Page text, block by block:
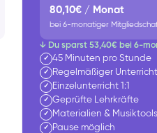
80,10€ / Monat
bei 6-monatiger
↓ Du sparst 53,40€ bei 6-
✓ 45 Minuten pro Stunde
✓ Regelmäßiger Unterricht
✓ Einzelunterricht 1:1
✓ Geprüfte Lehrkräfte
✓ Materialien & Musiktools
✓ Pause möglich